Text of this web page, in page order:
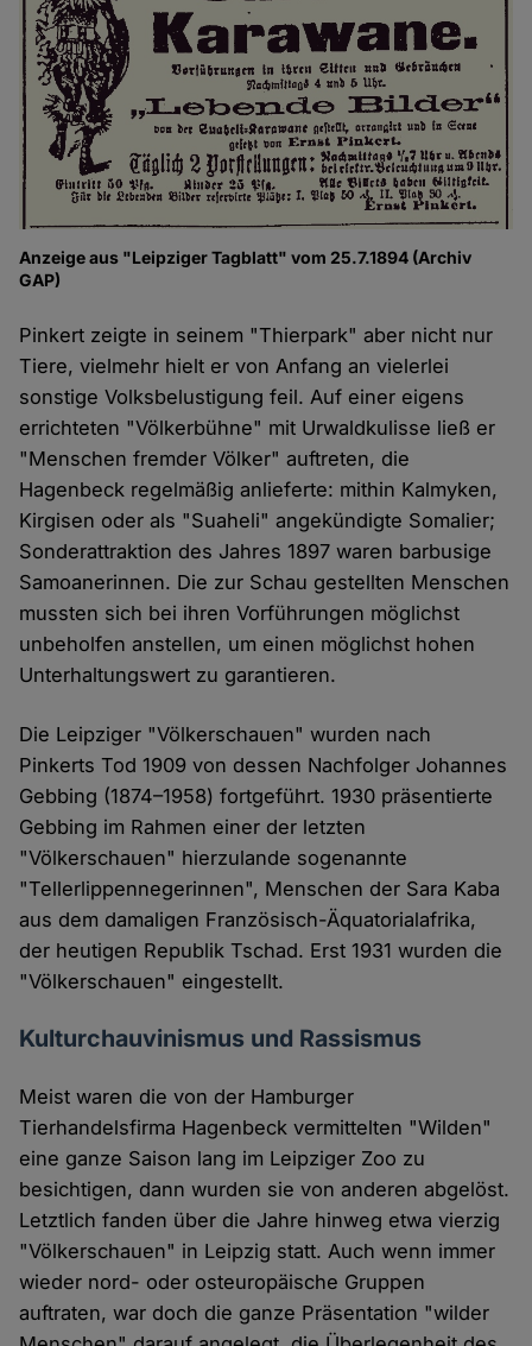
Anzeige aus "Leipziger Tagblatt" vom 25.7.1894 (Archiv
GAP)
Pinkert zeigte in seinem "Thierpark" aber nicht nur
Tiere, vielmehr hielt er von Anfang an vielerlei
sonstige Volksbelustigung feil. Auf einer eigens
errichteten "Völkerbühne" mit Urwaldkulisse ließ er
"Menschen fremder Völker" auftreten, die
Hagenbeck regelmäßig anlieferte: mithin Kalmyken,
Kirgisen oder als "Suaheli" angekündigte Somalier;
Sonderattraktion des Jahres 1897 waren barbusige
Samoanerinnen. Die zur Schau gestellten Menschen
mussten sich bei ihren Vorführungen möglichst
unbeholfen anstellen, um einen möglichst hohen
Unterhaltungswert zu garantieren.
Die Leipziger "Völkerschauen" wurden nach
Pinkerts Tod 1909 von dessen Nachfolger Johannes
Gebbing (1874–1958) fortgeführt. 1930 präsentierte
Gebbing im Rahmen einer der letzten
"Völkerschauen" hierzulande sogenannte
"Tellerlippennegerinnen", Menschen der Sara Kaba
aus dem damaligen Französisch-Äquatorialafrika,
der heutigen Republik Tschad. Erst 1931 wurden die
"Völkerschauen" eingestellt.
Kulturchauvinismus und Rassismus
Meist waren die von der Hamburger
Tierhandelsfirma Hagenbeck vermittelten "Wilden"
eine ganze Saison lang im Leipziger Zoo zu
besichtigen, dann wurden sie von anderen abgelöst.
Letztlich fanden über die Jahre hinweg etwa vierzig
"Völkerschauen" in Leipzig statt. Auch wenn immer
wieder nord- oder osteuropäische Gruppen
auftraten, war doch die ganze Präsentation "wilder